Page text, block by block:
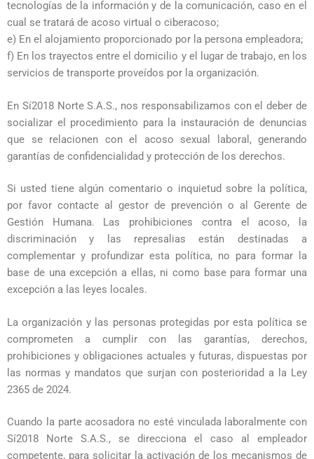
tecnologías de la información y de la comunicación, caso en el
cual se tratará de acoso virtual o ciberacoso;
e) En el alojamiento proporcionado por la persona empleadora;
f) En los trayectos entre el domicilio y el lugar de trabajo, en los
servicios de transporte proveídos por la organización.
En Sí2018 Norte S.A.S., nos responsabilizamos con el deber de
socializar el procedimiento para la instauración de denuncias
que se relacionen con el acoso sexual laboral, generando
garantías de confidencialidad y protección de los derechos.
Si usted tiene algún comentario o inquietud sobre la política,
por favor contacte al gestor de prevención o al Gerente de
Gestión Humana. Las prohibiciones contra el acoso, la
discriminación y las represalias están destinadas a
complementar y profundizar esta política, no para formar la
base de una excepción a ellas, ni como base para formar una
excepción a las leyes locales.
La organización y las personas protegidas por esta política se
comprometen a cumplir con las garantías, derechos,
prohibiciones y obligaciones actuales y futuras, dispuestas por
las normas y mandatos que surjan con posterioridad a la Ley
2365 de 2024.
Cuando la parte acosadora no esté vinculada laboralmente con
Sí2018 Norte S.A.S., se direcciona el caso al empleador
competente, para solicitar la activación de los mecanismos de